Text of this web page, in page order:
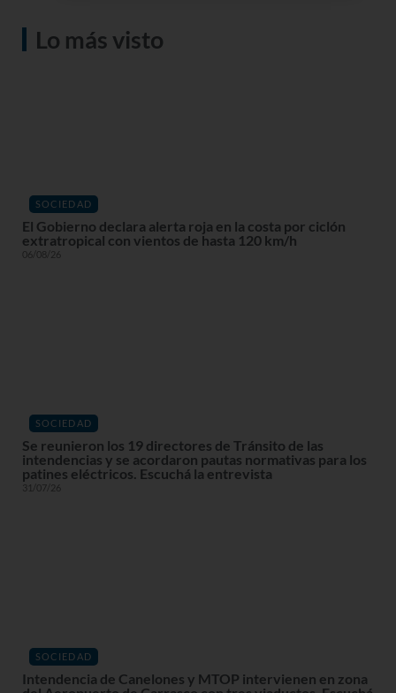
Lo más visto
SOCIEDAD
El Gobierno declara alerta roja en la costa por ciclón
extratropical con vientos de hasta 120 km/h
06/08/26
SOCIEDAD
Se reunieron los 19 directores de Tránsito de las
intendencias y se acordaron pautas normativas para los
patines eléctricos. Escuchá la entrevista
31/07/26
SOCIEDAD
Intendencia de Canelones y MTOP intervienen en zona